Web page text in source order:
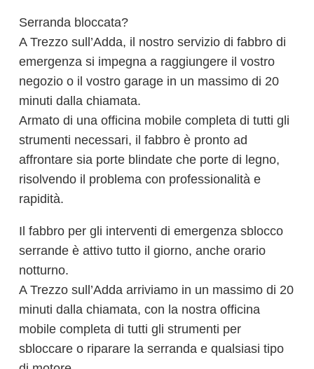
Serranda bloccata?
A Trezzo sull’Adda, il nostro servizio di fabbro di
emergenza si impegna a raggiungere il vostro
negozio o il vostro garage in un massimo di 20
minuti dalla chiamata.
Armato di una officina mobile completa di tutti gli
strumenti necessari, il fabbro è pronto ad
affrontare sia porte blindate che porte di legno,
risolvendo il problema con professionalità e
rapidità.
Il fabbro per gli interventi di emergenza sblocco
serrande è attivo tutto il giorno, anche orario
notturno.
A Trezzo sull’Adda arriviamo in un massimo di 20
minuti dalla chiamata, con la nostra officina
mobile completa di tutti gli strumenti per
sbloccare o riparare la serranda e qualsiasi tipo